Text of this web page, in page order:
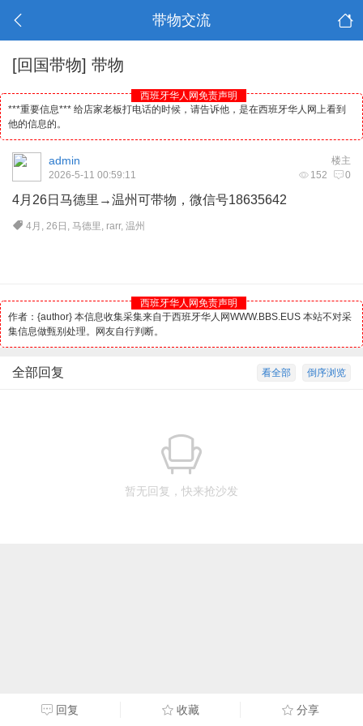
带物交流
[回国带物] 带物
西班牙华人网免责声明
***重要信息*** 给店家老板打电话的时候，请告诉他，是在西班牙华人网上看到
他的信息的。
楼主
admin
152 0
2026-5-11 00:59:11
4月26日 马德里 →温州可带物，微信号18635642
4月 ,26日 ,马德里 , rarr,温州
西班牙华人网免责声明
作者：{author} 本信息收集采集来自于西班牙华人网WWW.BBS.EUS 本站不对采
集信息做甄别处理。网友自行判断。
倒序浏览
看全部
全部回复
暂无回复，快来抢沙发
回复 收藏 分享